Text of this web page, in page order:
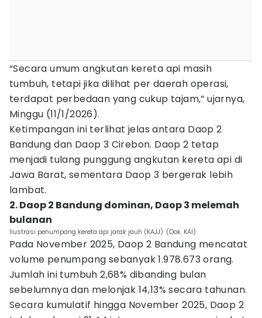
“Secara umum angkutan kereta api masih
tumbuh, tetapi jika dilihat per daerah operasi,
terdapat perbedaan yang cukup tajam,” ujarnya,
Minggu (11/1/2026).
Ketimpangan ini terlihat jelas antara Daop 2
Bandung dan Daop 3 Cirebon. Daop 2 tetap
menjadi tulang punggung angkutan kereta api di
Jawa Barat, sementara Daop 3 bergerak lebih
lambat.
2. Daop 2 Bandung dominan, Daop 3 melemah
bulanan
Ilustrasi penumpang kereta api jarak jauh (KAJJ). (Dok. KAI)
Pada November 2025, Daop 2 Bandung mencatat
volume penumpang sebanyak 1.978.673 orang.
Jumlah ini tumbuh 2,68% dibanding bulan
sebelumnya dan melonjak 14,13% secara tahunan.
Secara kumulatif hingga November 2025, Daop 2